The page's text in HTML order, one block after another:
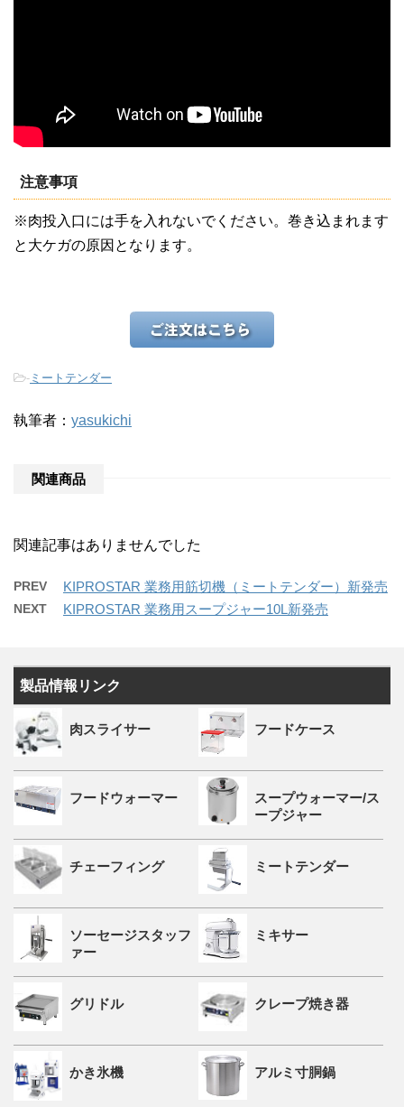
注意事項
※肉投入口には手を入れないでください。巻き込まれます
と大ケガの原因となります。
- ミートテンダー
執筆者： yasukichi
関連商品
関連記事はありませんでした
PREV KIPROSTAR 業務用筋切機（ミートテンダー）新発売
NEXT KIPROSTAR 業務用スープジャー10L新発売
製品情報リンク
肉スライサー フードケース
フードウォーマー
スープウォーマー/ス
ープジャー
チェーフィング ミートテンダー
ソーセージスタッフ
ァー
ミキサー
グリドル クレープ焼き器
かき氷機 アルミ寸胴鍋